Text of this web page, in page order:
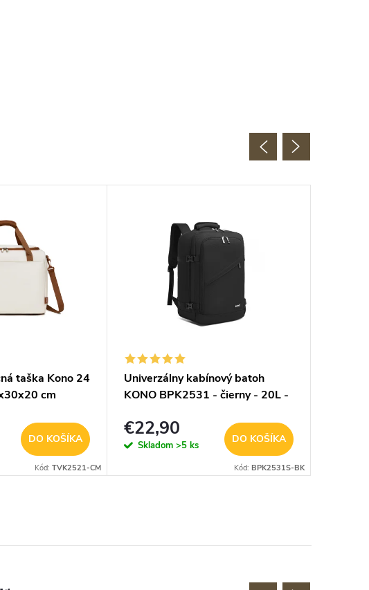
taška Kono 24
cm
DO KOŠÍKA
Kód: TVK2521-CM
Univerzálny kabínový batoh
KONO BPK2531 - čierny - 20L -
€22,90
Skladom >5 ks
DO KOŠÍKA
Kód: BPK2531S-BK